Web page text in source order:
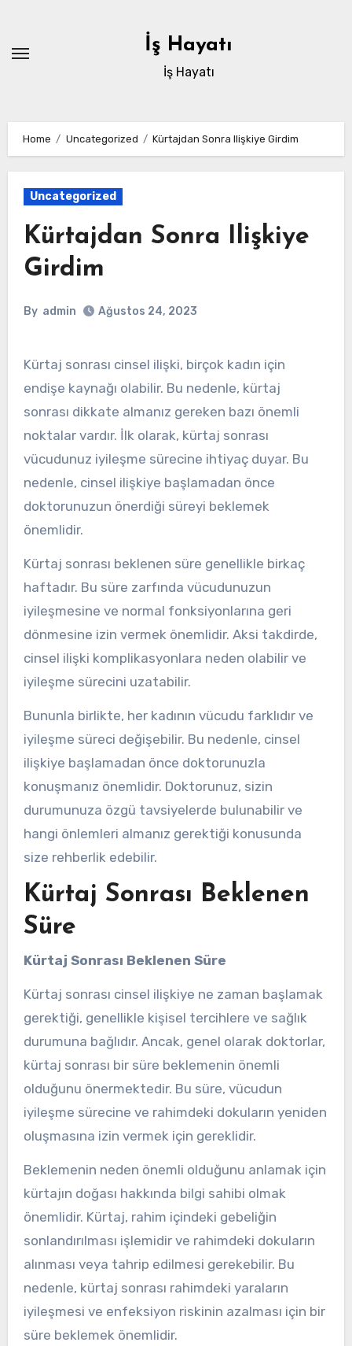
content
İş Hayatı
İş Hayatı
Home Uncategorized Kürtajdan Sonra Ilişkiye Girdim
Uncategorized
Kürtajdan Sonra Ilişkiye
Girdim
By admin Ağustos 24, 2023
Kürtaj sonrası cinsel ilişki, birçok kadın için
endişe kaynağı olabilir. Bu nedenle, kürtaj
sonrası dikkate almanız gereken bazı önemli
noktalar vardır. İlk olarak, kürtaj sonrası
vücudunuz iyileşme sürecine ihtiyaç duyar. Bu
nedenle, cinsel ilişkiye başlamadan önce
doktorunuzun önerdiği süreyi beklemek
önemlidir.
Kürtaj sonrası beklenen süre genellikle birkaç
haftadır. Bu süre zarfında vücudunuzun
iyileşmesine ve normal fonksiyonlarına geri
dönmesine izin vermek önemlidir. Aksi takdirde,
cinsel ilişki komplikasyonlara neden olabilir ve
iyileşme sürecini uzatabilir.
Bununla birlikte, her kadının vücudu farklıdır ve
iyileşme süreci değişebilir. Bu nedenle, cinsel
ilişkiye başlamadan önce doktorunuzla
konuşmanız önemlidir. Doktorunuz, sizin
durumunuza özgü tavsiyelerde bulunabilir ve
hangi önlemleri almanız gerektiği konusunda
size rehberlik edebilir.
Kürtaj Sonrası Beklenen
Süre
Kürtaj Sonrası Beklenen Süre
Kürtaj sonrası cinsel ilişkiye ne zaman başlamak
gerektiği, genellikle kişisel tercihlere ve sağlık
durumuna bağlıdır. Ancak, genel olarak doktorlar,
kürtaj sonrası bir süre beklemenin önemli
olduğunu önermektedir. Bu süre, vücudun
iyileşme sürecine ve rahimdeki dokuların yeniden
oluşmasına izin vermek için gereklidir.
Beklemenin neden önemli olduğunu anlamak için
kürtajın doğası hakkında bilgi sahibi olmak
önemlidir. Kürtaj, rahim içindeki gebeliğin
sonlandırılması işlemidir ve rahimdeki dokuların
alınması veya tahrip edilmesi gerekebilir. Bu
nedenle, kürtaj sonrası rahimdeki yaraların
iyileşmesi ve enfeksiyon riskinin azalması için bir
süre beklemek önemlidir.